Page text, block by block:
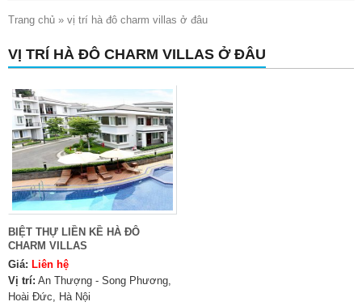
Trang chủ » vị trí hà đô charm villas ở đâu
VỊ TRÍ HÀ ĐÔ CHARM VILLAS Ở ĐÂU
BIỆT THỰ LIỀN KỀ HÀ ĐÔ
CHARM VILLAS
Giá: Liên hệ
Vị trí: An Thượng - Song Phương,
Hoài Đức, Hà Nội